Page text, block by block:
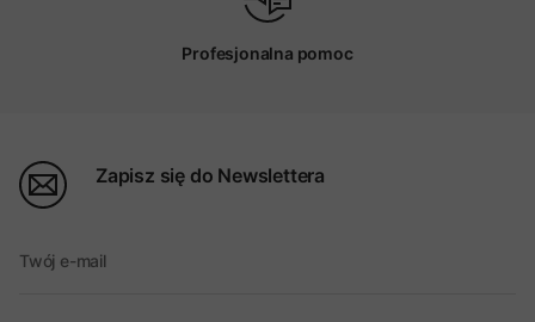
Profesjonalna pomoc
Zapisz się do Newslettera
Twój e-mail